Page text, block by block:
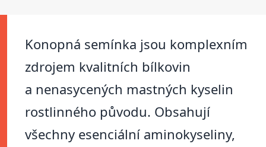
Konopná semínka jsou komplexním
zdrojem kvalitních bílkovin
a nenasycených mastných kyselin
rostlinného původu. Obsahují
všechny esenciální aminokyseliny,